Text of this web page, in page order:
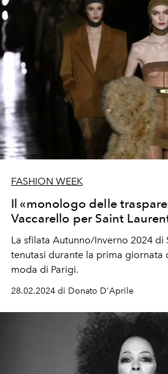
FASHION WEEK
Il «monologo delle
Vaccarello per Saint
La sfilata Autunno/Inverno 2024 di
tenutasi durante la prima giornata
moda di Parigi.
28.02.2024 di Donato D'Aprile